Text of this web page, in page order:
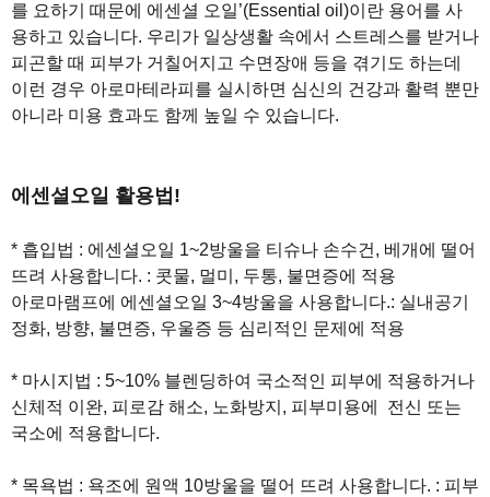
를 요하기 때문에 에센셜 오일’(Essential oil)이란 용어를 사
용하고 있습니다. 우리가 일상생활 속에서 스트레스를 받거나
피곤할 때 피부가 거칠어지고 수면장애 등을 겪기도 하는데
이런 경우 아로마테라피를 실시하면 심신의 건강과 활력 뿐만
아니라 미용 효과도 함께 높일 수 있습니다.
에센셜오일 활용법!
* 흡입법 : 에센셜오일 1~2방울을 티슈나 손수건, 베개에 떨어
뜨려 사용합니다. : 콧물, 멀미, 두통, 불면증에 적용
아로마램프에 에센셜오일 3~4방울을 사용합니다.: 실내공기
정화, 방향, 불면증, 우울증 등 심리적인 문제에 적용
* 마시지법 : 5~10% 블렌딩하여 국소적인 피부에 적용하거나
신체적 이완, 피로감 해소, 노화방지, 피부미용에 전신 또는
국소에 적용합니다.
* 목욕법 : 욕조에 원액 10방울을 떨어 뜨려 사용합니다. : 피부